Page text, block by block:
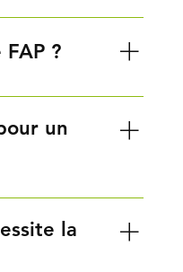
selon le niveau
ce qui libère le
?
un
est une prestation à
La machine est
semaines
par semaine.
la